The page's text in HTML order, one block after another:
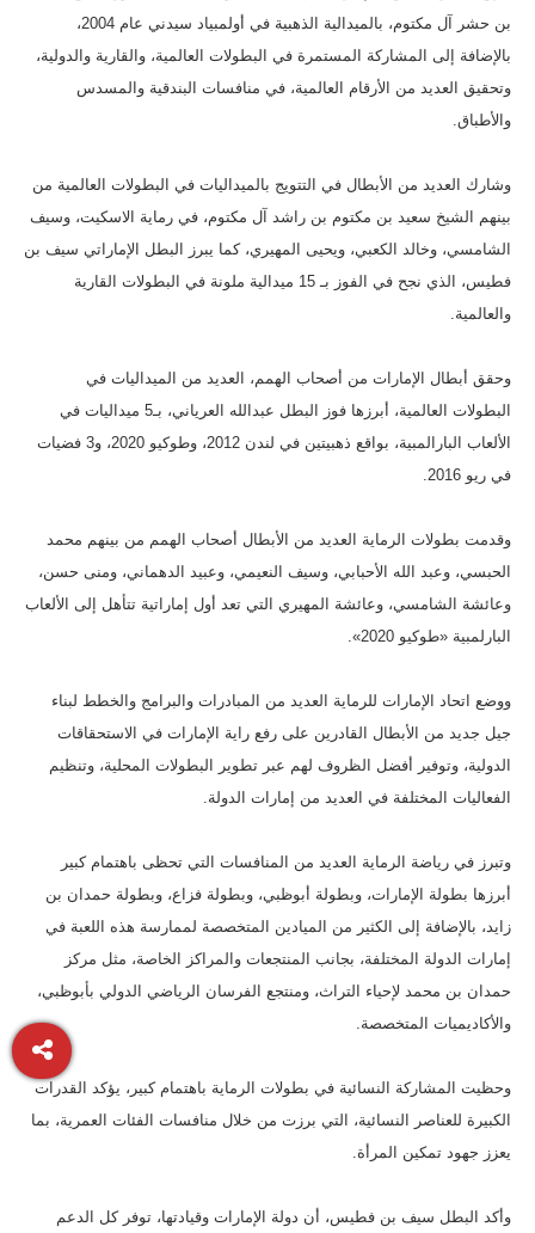
بن حشر آل مكتوم، بالميدالية الذهبية في أولمبياد سيدني عام 2004،
بالإضافة إلى المشاركة المستمرة في البطولات العالمية، والقارية والدولية،
وتحقيق العديد من الأرقام العالمية، في منافسات البندقية والمسدس
والأطباق.
وشارك العديد من الأبطال في التتويج بالميداليات في البطولات العالمية من
بينهم الشيخ سعيد بن مكتوم بن راشد آل مكتوم، في رماية الاسكيت، وسيف
الشامسي، وخالد الكعبي، ويحيى المهيري، كما يبرز البطل الإماراتي سيف بن
فطيس، الذي نجح في الفوز بـ 15 ميدالية ملونة في البطولات القارية
والعالمية.
وحقق أبطال الإمارات من أصحاب الهمم، العديد من الميداليات في
البطولات العالمية، أبرزها فوز البطل عبدالله العرياني، بـ5 ميداليات في
الألعاب البارالمبية، بواقع ذهبيتين في لندن 2012، وطوكيو 2020، و3 فضيات
في ريو 2016.
وقدمت بطولات الرماية العديد من الأبطال أصحاب الهمم من بينهم محمد
الحبسي، وعبد الله الأحبابي، وسيف النعيمي، وعبيد الدهماني، ومنى حسن،
وعائشة الشامسي، وعائشة المهيري التي تعد أول إماراتية تتأهل إلى الألعاب
البارلمبية «طوكيو 2020».
ووضع اتحاد الإمارات للرماية العديد من المبادرات والبرامج والخطط لبناء
جيل جديد من الأبطال القادرين على رفع راية الإمارات في الاستحقاقات
الدولية، وتوفير أفضل الظروف لهم عبر تطوير البطولات المحلية، وتنظيم
الفعاليات المختلفة في العديد من إمارات الدولة.
وتبرز في رياضة الرماية العديد من المنافسات التي تحظى باهتمام كبير
أبرزها بطولة الإمارات، وبطولة أبوظبي، وبطولة فزاع، وبطولة حمدان بن
زايد، بالإضافة إلى الكثير من الميادين المتخصصة لممارسة هذه اللعبة في
إمارات الدولة المختلفة، بجانب المنتجعات والمراكز الخاصة، مثل مركز
حمدان بن محمد لإحياء التراث، ومنتجع الفرسان الرياضي الدولي بأبوظبي،
والأكاديميات المتخصصة.
وحظيت المشاركة النسائية في بطولات الرماية باهتمام كبير، يؤكد القدرات
الكبيرة للعناصر النسائية، التي برزت من خلال منافسات الفئات العمرية، بما
يعزز جهود تمكين المرأة.
وأكد البطل سيف بن فطيس، أن دولة الإمارات وقيادتها، توفر كل الدعم